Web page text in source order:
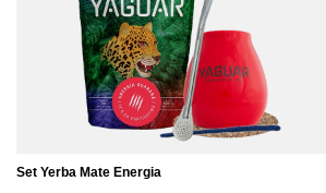
Set Yerba Mate Energia